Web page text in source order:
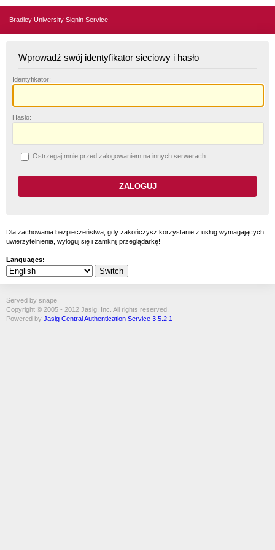
Bradley University Signin Service
Wprowadź swój identyfikator sieciowy i hasło
Identyfikator:
Hasło:
Ostrzegaj mnie przed zalogowaniem na innych serwerach.
Dla zachowania bezpieczeństwa, gdy zakończysz korzystanie z usług wymagających
uwierzytelnienia, wyloguj się i zamknij przeglądarkę!
Languages:
Served by snape
Copyright © 2005 - 2012 Jasig, Inc. All rights reserved.
Powered by Jasig Central Authentication Service 3.5.2.1